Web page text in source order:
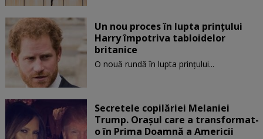
Un nou proces în lupta prinţului
Harry împotriva tabloidelor
britanice
O nouă rundă în lupta prinţului...
Secretele copilăriei Melaniei
Trump. Orașul care a transformat-
o în Prima Doamnă a Americii